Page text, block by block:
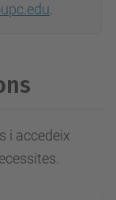
i accedeix